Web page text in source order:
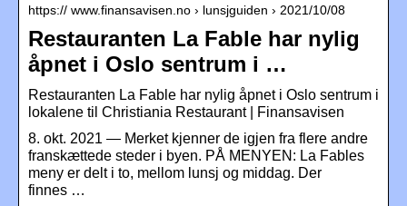
https:// www.finansavisen.no › lunsjguiden › 2021/10/08
Restauranten La Fable har nylig
åpnet i Oslo sentrum i …
Restauranten La Fable har nylig åpnet i Oslo sentrum i
lokalene til Christiania Restaurant | Finansavisen
8. okt. 2021 — Merket kjenner de igjen fra flere andre
franskættede steder i byen. PÅ MENYEN: La Fables
meny er delt i to, mellom lunsj og middag. Der
finnes …